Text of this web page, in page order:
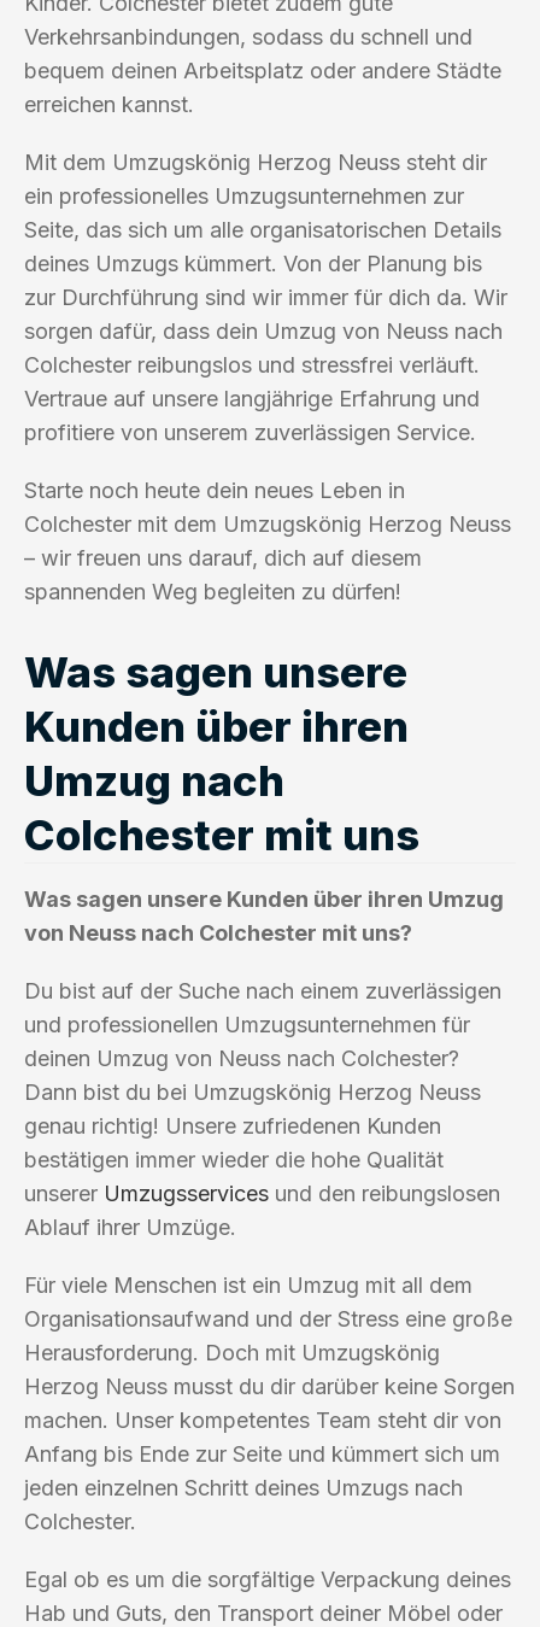
Verkehrsanbindungen, sodass du schnell und
bequem deinen Arbeitsplatz oder andere Städte
erreichen kannst.
Mit dem Umzugskönig Herzog Neuss steht dir
ein professionelles Umzugsunternehmen zur
Seite, das sich um alle organisatorischen Details
deines Umzugs kümmert. Von der Planung bis
zur Durchführung sind wir immer für dich da. Wir
sorgen dafür, dass dein Umzug von Neuss nach
Colchester reibungslos und stressfrei verläuft.
Vertraue auf unsere langjährige Erfahrung und
profitiere von unserem zuverlässigen Service.
Starte noch heute dein neues Leben in
Colchester mit dem Umzugskönig Herzog Neuss
– wir freuen uns darauf, dich auf diesem
spannenden Weg begleiten zu dürfen!
Was sagen unsere
Kunden über ihren
Umzug nach
Colchester mit uns
Was sagen unsere Kunden über ihren Umzug
von Neuss nach Colchester mit uns?
Du bist auf der Suche nach einem zuverlässigen
und professionellen Umzugsunternehmen für
deinen Umzug von Neuss nach Colchester?
Dann bist du bei Umzugskönig Herzog Neuss
genau richtig! Unsere zufriedenen Kunden
bestätigen immer wieder die hohe Qualität
unserer Umzugsservices und den reibungslosen
Ablauf ihrer Umzüge.
Für viele Menschen ist ein Umzug mit all dem
Organisationsaufwand und der Stress eine große
Herausforderung. Doch mit Umzugskönig
Herzog Neuss musst du dir darüber keine Sorgen
machen. Unser kompetentes Team steht dir von
Anfang bis Ende zur Seite und kümmert sich um
jeden einzelnen Schritt deines Umzugs nach
Colchester.
Egal ob es um die sorgfältige Verpackung deines
Hab und Guts, den Transport deiner Möbel oder